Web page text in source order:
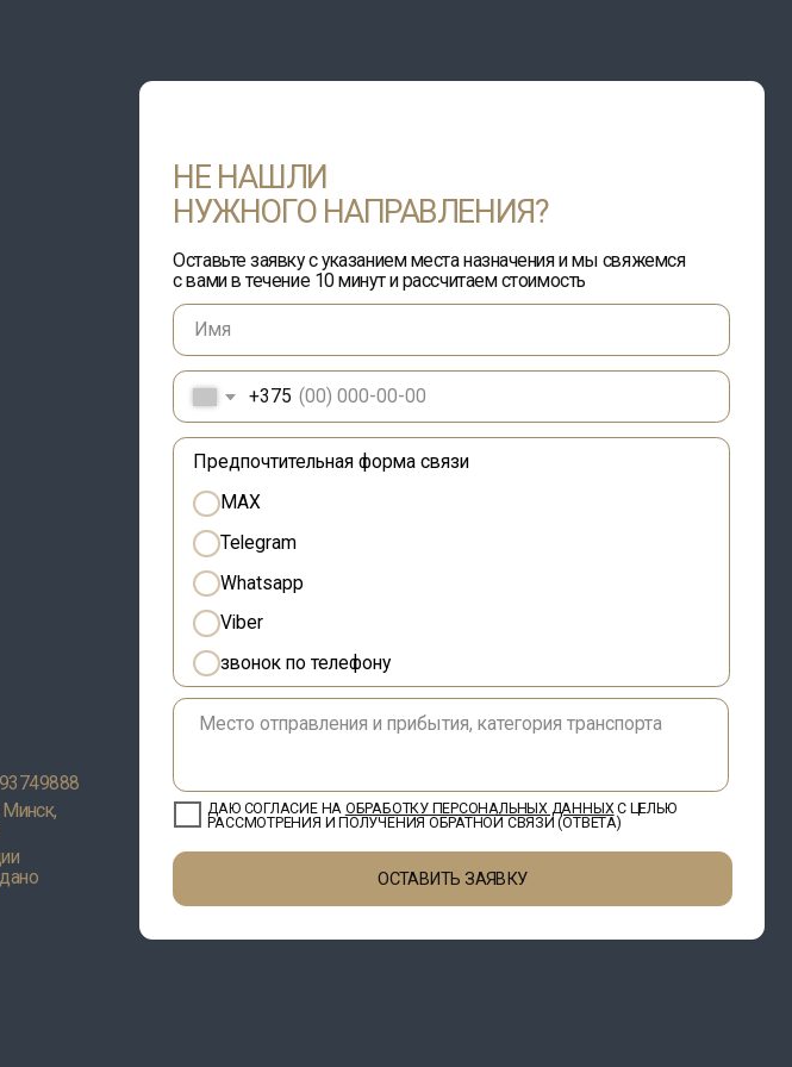
с вами в течение 10 минут и рассчитаем стоимость
Положение о политике оператора в
отношении обработки персональных данных
Telegram
Whatsapp
звонок по телефону
ДАЮ СОГЛАСИЕ НА ОБРАБОТКУ ПЕРСОНАЛЬНЫХ ДАННЫХ